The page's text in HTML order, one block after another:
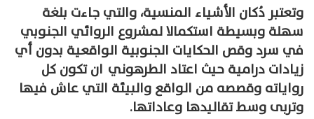
وتعتبر دُكان الأشياء المنسية، والتي جاءت بلغة
سهلة وبسيطة استكمالا لمشروع الروائي الجنوبي
في سرد وقص الحكايات الجنوبية الواقعية بدون أي
زيادات درامية حيث اعتاد الطرهوني ان تكون كل
رواياته وقصصه من الواقع والبيئة التي عاش فيها
وتربى وسط تقاليدها وعاداتها.